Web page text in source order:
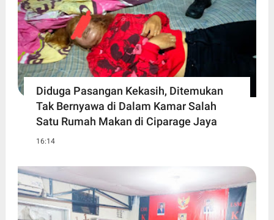
Diduga Pasangan Kekasih, Ditemukan
Tak Bernyawa di Dalam Kamar Salah
Satu Rumah Makan di Ciparage Jaya
16:14